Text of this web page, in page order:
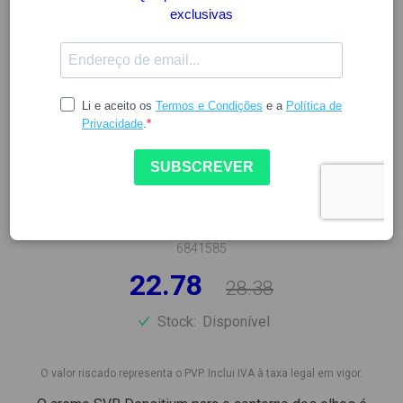
SVR DENSITIUM GEL
CONTORNO DE OLHOS - 15ML
6841585
22.78 28.38
Stock: Disponível
O valor riscado representa o PVP. Inclui IVA à taxa legal em vigor.